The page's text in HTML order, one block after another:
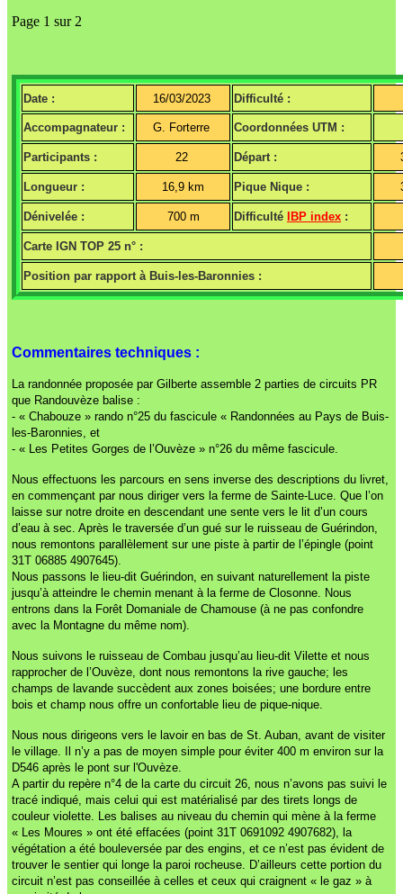
Page 1 sur 2
Date : 16/03/2023 Difficulté :
Accompagnateur : G. Forterre Coordonnées UTM :
Participants : 22 Départ :
Longueur : 16,9 km Pique Nique :
Dénivelée : 700 m Difficulté IBP index :
Carte IGN TOP 25 n° :
Position par rapport à Buis-les-Baronnies :
Commentaires techniques :
La randonnée proposée par Gilberte assemble 2 parties de circuits PR
que Randouvèze balise :
- « Chabouze » rando n°25 du fascicule « Randonnées au Pays de Buis-
les-Baronnies, et
- « Les Petites Gorges de l’Ouvèze » n°26 du même fascicule.
Nous effectuons les parcours en sens inverse des descriptions du livret,
en commençant par nous diriger vers la ferme de Sainte-Luce. Que l’on
laisse sur notre droite en descendant une sente vers le lit d’un cours
d’eau à sec. Après le traversée d’un gué sur le ruisseau de Guérindon,
nous remontons parallèlement sur une piste à partir de l’épingle (point
31T 06885 4907645).
Nous passons le lieu-dit Guérindon, en suivant naturellement la piste
jusqu’à atteindre le chemin menant à la ferme de Closonne. Nous
entrons dans la Forêt Domaniale de Chamouse (à ne pas confondre
avec la Montagne du même nom).
Nous suivons le ruisseau de Combau jusqu’au lieu-dit Vilette et nous
rapprocher de l’Ouvèze, dont nous remontons la rive gauche; les
champs de lavande succèdent aux zones boisées; une bordure entre
bois et champ nous offre un confortable lieu de pique-nique.
Nous nous dirigeons vers le lavoir en bas de St. Auban, avant de visiter
le village. Il n’y a pas de moyen simple pour éviter 400 m environ sur la
D546 après le pont sur l'Ouvèze.
A partir du repère n°4 de la carte du circuit 26, nous n’avons pas suivi le
tracé indiqué, mais celui qui est matérialisé par des tirets longs de
couleur violette. Les balises au niveau du chemin qui mène à la ferme
« Les Moures » ont été effacées (point 31T 0691092 4907682), la
végétation a été bouleversée par des engins, et ce n’est pas évident de
trouver le sentier qui longe la paroi rocheuse. D’ailleurs cette portion du
circuit n’est pas conseillée à celles et ceux qui craignent « le gaz » à